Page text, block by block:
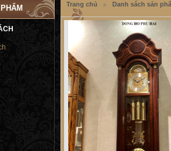
Trang chủ Danh sách sản